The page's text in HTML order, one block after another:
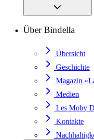
Über Bindella
Übersicht
Geschichte
Magazin
Medien
Les Moby
Kontakte